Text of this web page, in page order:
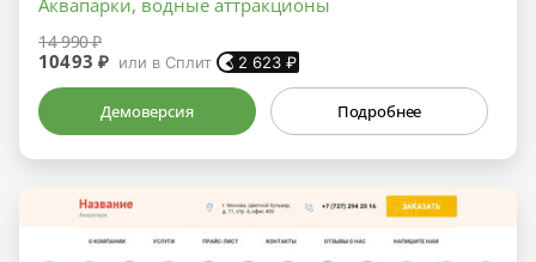
14 990 ₽
10493 ₽ или в Сплит 2 623 ₽
Демоверсия Подробнее